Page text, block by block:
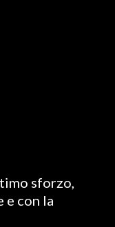
sforzo,
e con la